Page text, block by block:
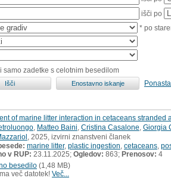
išči po
* po
samo zadetke s celotnim besedilom
of marine litter interaction in cetaceans
Matteo Baini Cristina Casalone Giorgia
, 2025, izvirni znanstveni članek
marine litter, plastic ingestion cetaceans
v RUP: 23.11.2025; Ogledov: 863; Prenosov: 4
besedilo (1,48 MB)
več datotek! Več...